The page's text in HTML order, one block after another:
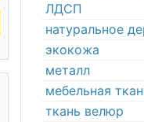
ЛДСП
натуральное
экокожа
металл
мебельная
ткань велюр